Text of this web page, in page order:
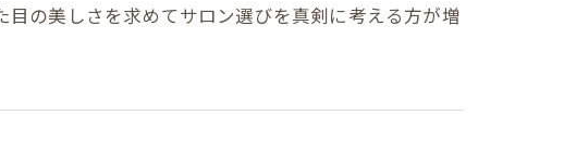
の美しさを求めてサロン選びを真剣に考える方が増